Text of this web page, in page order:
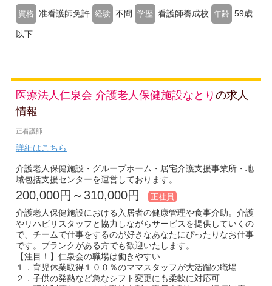
資格 准看護師免許 経験 不問 学歴 看護師養成校 年齢 59歳
以下
医療法人仁泉会 介護老人保健施設なとり の求人
情報
正看護師
詳細はこちら
介護老人保健施設・グループホーム・居宅介護支援事業所・地
域包括支援センターを運営しております。
200,000円～310,000円 正社員
介護老人保健施設における入居者の健康管理や食事介助。介護
やリハビリスタッフと協力しながらサービスを提供していくの
で、チームで仕事をするのが好きなあなたにぴったりなお仕事
です。ブランクがある方でも歓迎いたします。
【注目！】仁泉会の職場は働きやすい
１．育児休業取得１００％のママスタッフが大活躍の職場
２．子供の発熱など急なシフト変更にも柔軟に対応可